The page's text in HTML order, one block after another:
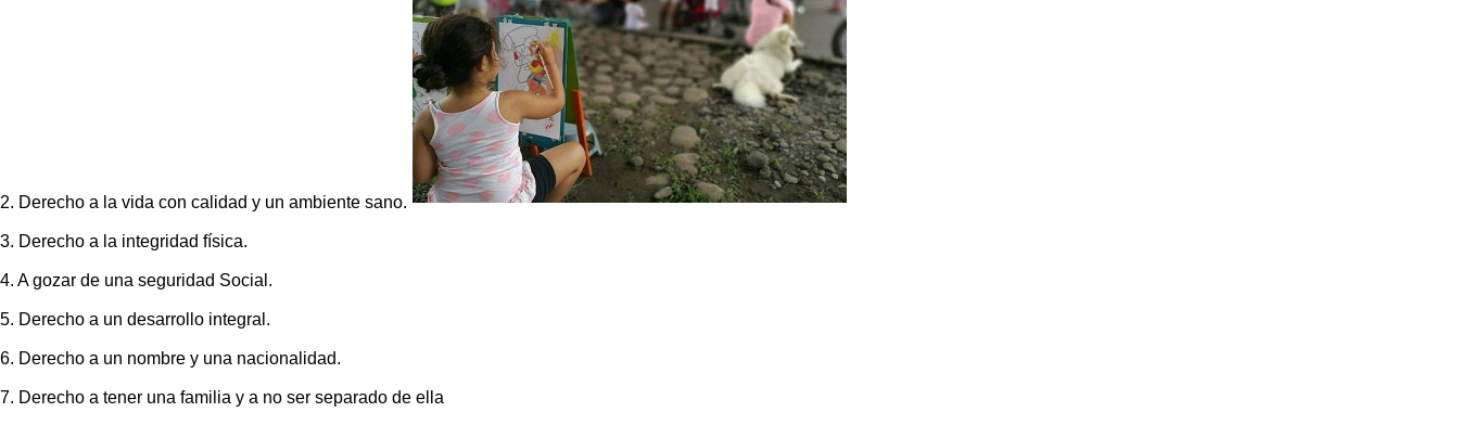
2. Derecho a la vida con calidad y un ambiente sano.
3. Derecho a la integridad física.​​
4. A gozar de una seguridad Social.
5. Derecho a un desarrollo integral.​​
6. Derecho a un nombre y una nacionalidad.
7. Derecho a tener una familia y a no ser separado de ella